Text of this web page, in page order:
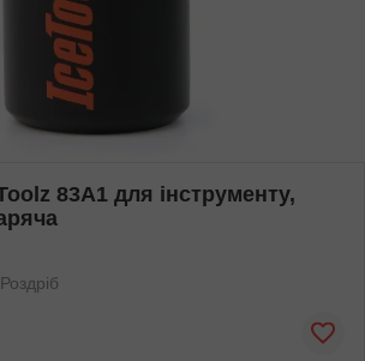
83A1 для інструменту,
Роздріб